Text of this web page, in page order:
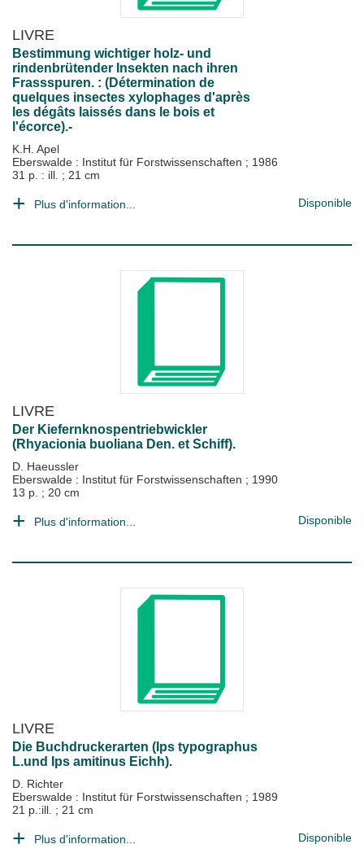
LIVRE
Bestimmung wichtiger holz- und
rindenbrütender Insekten nach ihren
Frassspuren. : (Détermination de
quelques insectes xylophages d'après
les dégâts laissés dans le bois et
l'écorce).-
K.H. Apel
Eberswalde : Institut für Forstwissenschaften ; 1986
31 p. : ill. ; 21 cm
Plus d'information... Disponible
LIVRE
Der Kiefernknospentriebwickler
(Rhyacionia buoliana Den. et Schiff).
D. Haeussler
Eberswalde : Institut für Forstwissenschaften ; 1990
13 p. ; 20 cm
Plus d'information... Disponible
LIVRE
Die Buchdruckerarten (Ips typographus
L.und Ips amitinus Eichh).
D. Richter
Eberswalde : Institut für Forstwissenschaften ; 1989
21 p.:ill. ; 21 cm
Plus d'information... Disponible